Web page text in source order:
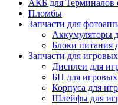
АКБ для Терминалов
Пломбы
Запчасти для
Аккумуляторы
Блоки питания
Запчасти для
Дисплеи для
БП для игровых
Корпуса для
Шлейфы для